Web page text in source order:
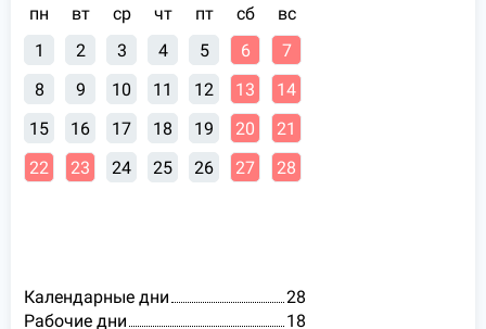
пн
вт ср чт пт сб
вс
1
2 3 4 5 6
7
8
9 10 11 12 13
14
15
16 17 18 19 20
21
22
23 24 25 26 27 28
Календарные дни
28
Рабочие дни
18